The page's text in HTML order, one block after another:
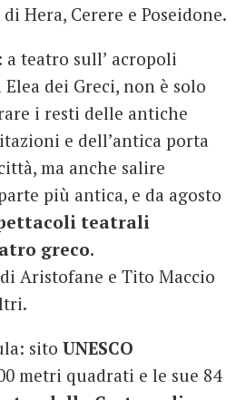
Hera, Cerere e Poseidone.
a teatro sull’ acropoli
Elea dei Greci, non è solo
i resti delle antiche
e dell’antica porta
ma anche salire
più antica, e da agosto
teatrali
greco.
Aristofane e Tito Maccio
sito UNESCO
metri quadrati e le sue 84